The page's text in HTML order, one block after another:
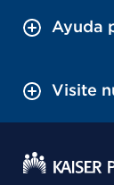
Ayuda
Visite